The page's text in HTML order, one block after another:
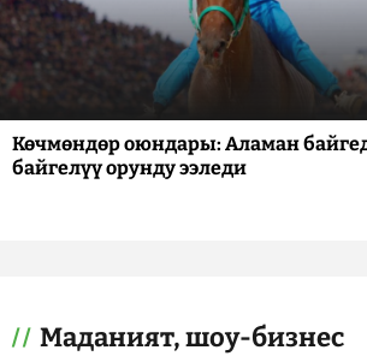
Көчмөндөр оюндары: Аламан
байгелүү орунду ээледи
Маданият, шоу-бизнес